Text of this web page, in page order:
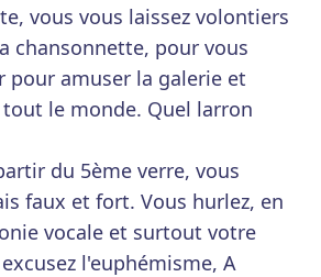
vous vous laissez volontiers
chansonnette, pour vous
pour amuser la galerie et
le monde. Quel larron
du 5ème verre, vous
faux et fort. Vous hurlez, en
vocale et surtout votre
l'euphémisme, A